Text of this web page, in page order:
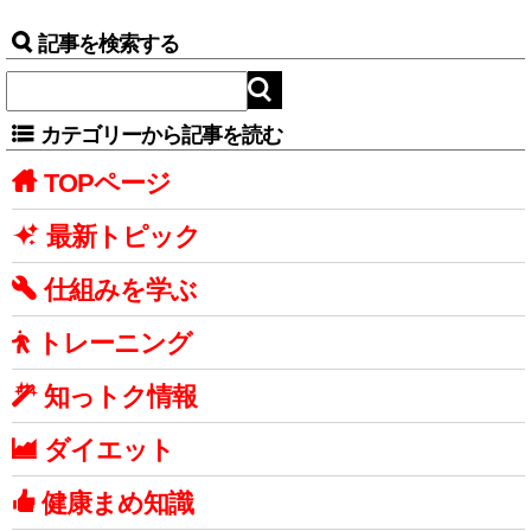
記事を検索する
カテゴリーから記事を読む
TOPページ
最新トピック
仕組みを学ぶ
トレーニング
知っトク情報
ダイエット
健康まめ知識